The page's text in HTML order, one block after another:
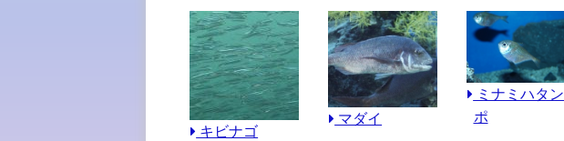
キビナゴ
マダイ
ミナミハタン
ポ